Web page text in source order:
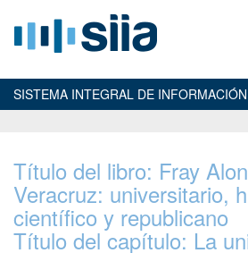
SISTEMA INTEGRAL DE
Título del libro: Fray
Veracruz: universitario,
científico y republicano
Título del capítulo: La